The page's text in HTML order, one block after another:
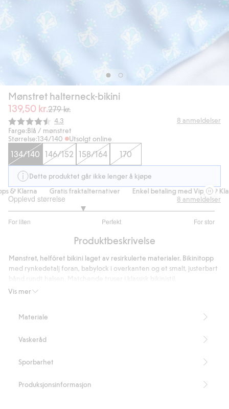
Mønstret halterneck-bikini
139,50 kr.279 kr.
Gjennomsnittskarakter:
4.3 8 anmeldelser
Farge:Blå / mønstret
Størrelse:134/140 Utsolgt online
134/140 146/152 158/164 170
Dette produktet går ikke lenger å kjøpe
Klarna
Gratis fraktalternativer Enkel betaling med Vipps &
Opplevd størrelse
For liten Perfekt For stor
av
7
stemmer
8 anmeldelser
Produktbeskrivelse
Vis mer
Mønstret, helfôret bikini laget av resirkulerte materialer. Bikinitopp
med rynkedetalj foran, babylock i overkanten og et smalt, justerbart
Inneholder 82 % resirkulert polyester.
Materiale
Vaskeråd
Sporbarhet
Produksjonsinformasjon